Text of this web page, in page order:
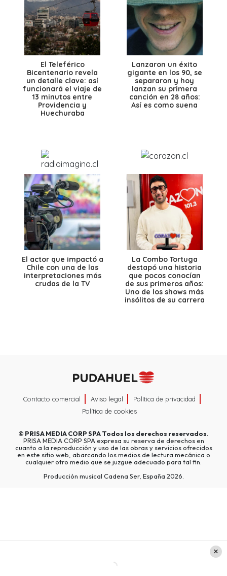
El Teleférico
Bicentenario revela
un detalle clave: así
funcionará el viaje de
13 minutos entre
Providencia y
Huechuraba
Lanzaron un éxito
gigante en los 90, se
separaron y hoy
lanzan su primera
canción en 28 años:
Así es como suena
El actor que impactó a
Chile con una de las
interpretaciones más
crudas de la TV
La Combo Tortuga
destapó una historia
que pocos conocían
de sus primeros años:
Uno de los shows más
insólitos de su carrera
Contacto comercial Aviso legal
Política de privacidad
Política de cookies
© PRISA MEDIA CORP SPATodos los derechos reservados.
PRISA MEDIA CORP SPA expresa su reserva de derechos en
cuanto a la reproducción y uso de las obras y servicios ofrecidos
en este sitio web, abarcando los medios de lectura mecánica o
cualquier otro medio que se juzgue adecuado para tal fin.
Producción musical Cadena Ser, España 2026.